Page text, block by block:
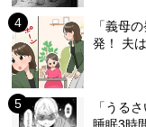
「義母
発！ 夫
「うる